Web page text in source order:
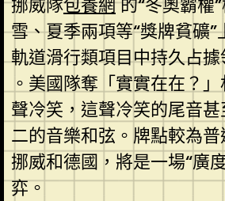
挪威隊包養網的“冬奧霸權
雪、夏季兩項等“獎牌貧礦
軌道滑行類項目中持久占
。美國隊奪「實實在在？
聲冷笑，這聲冷笑的尾音
二的音樂和弦。牌點較為
挪威和德國，將是一場“廣
弈。